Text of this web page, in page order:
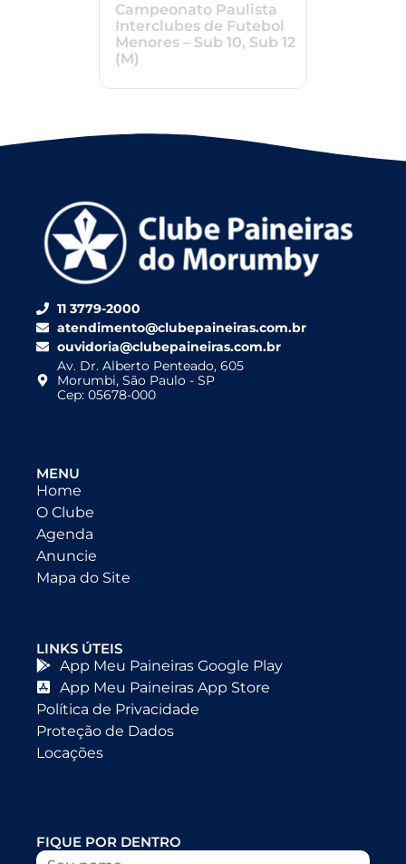
Campeonato Paulista
Interclubes de Futebol
Menores – Sub 10, Sub 12
(M)
11 3779-2000
atendimento@clubepaineiras.com.br
ouvidoria@clubepaineiras.com.br
Av. Dr. Alberto Penteado, 605
Morumbi, São Paulo - SP
Cep: 05678-000
MENU
Home
O Clube
Agenda
Anuncie
Mapa do Site
LINKS ÚTEIS
App Meu Paineiras Google Play
App Meu Paineiras App Store
Política de Privacidade
Proteção de Dados
Locações
FIQUE POR DENTRO